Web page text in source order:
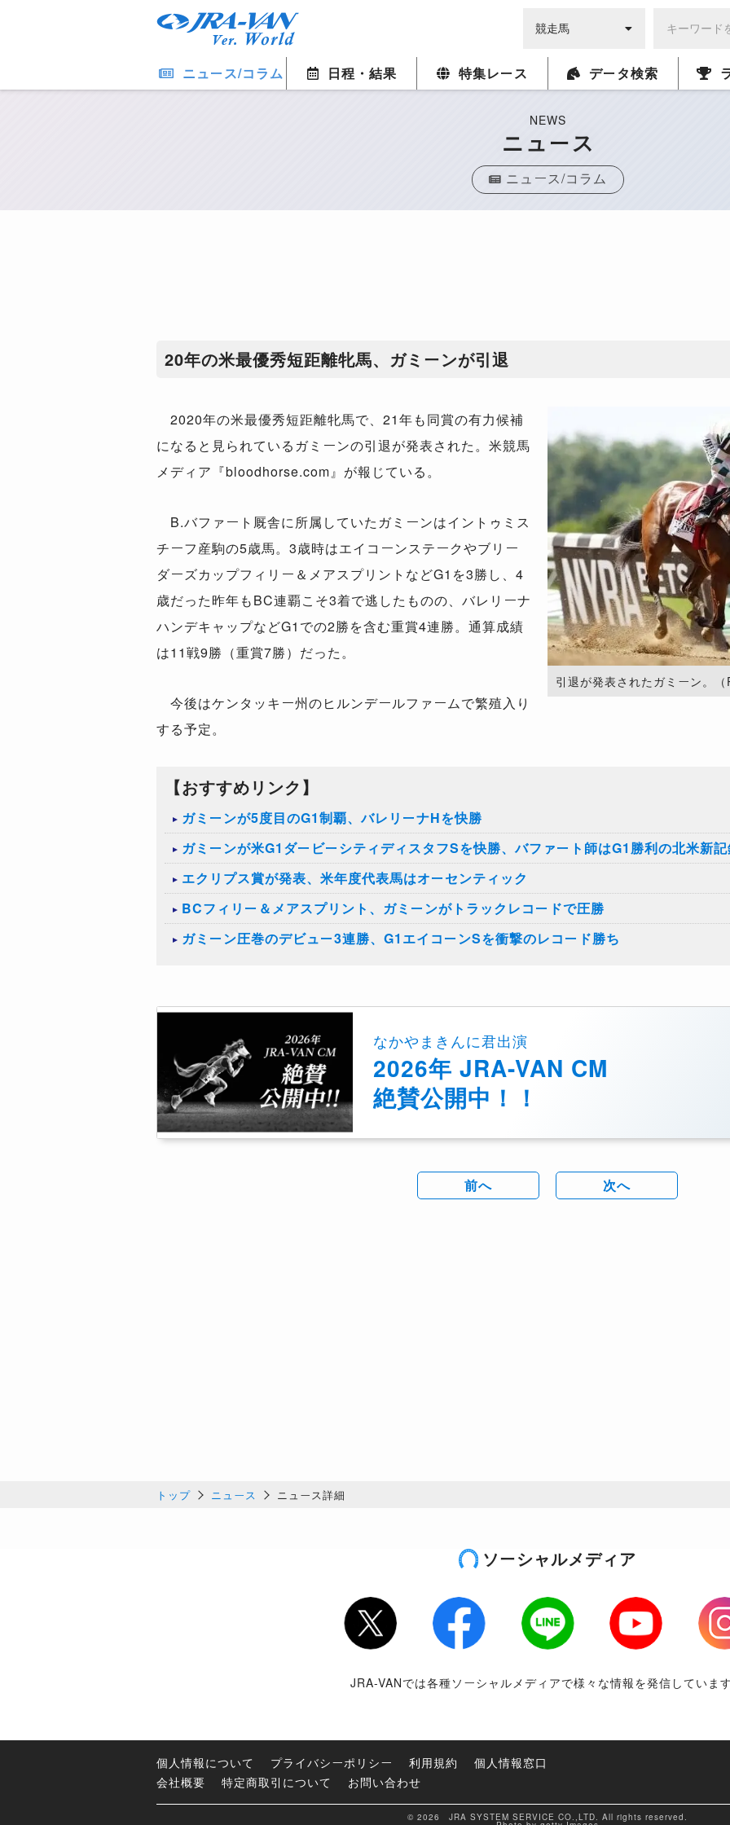
ニュース/コラム 日程・結果 特集レース データ検索
NEWS
ニュース
ニュース/コラム
20年の米最優秀短距離牝馬、ガミーンが引退
引退が発表されたガミーン。
2020年の米最優秀短距離牝馬で、21年も同賞の有力候補
になると見られているガミーンの引退が発表された。米競馬
メディア『bloodhorse.com』が報じている。
B.バファート厩舎に所属していたガミーンはイントゥミス
チーフ産駒の5歳馬。3歳時はエイコーンステークやブリー
ダーズカップフィリー＆メアスプリントなどG1を3勝し、4
歳だった昨年もBC連覇こそ3着で逃したものの、バレリーナ
ハンデキャップなどG1での2勝を含む重賞4連勝。通算成績
は11戦9勝（重賞7勝）だった。
今後はケンタッキー州のヒルンデールファームで繁殖入り
する予定。
【おすすめリンク】
ガミーンが5度目のG1制覇、バレリーナHを快勝
ガミーンが米G1ダービーシティディスタフSを快勝、バファート師はG1勝利の北米新
エクリプス賞が発表、米年度代表馬はオーセンティック
BCフィリー＆メアスプリント、ガミーンがトラックレコードで圧勝
ガミーン圧巻のデビュー3連勝、G1エイコーンSを衝撃のレコード勝ち
なかやまきんに君出演
2026年 JRA-VAN CM
絶賛公開中！！
前へ 次へ
トップ ニュース ニュース詳細
ソーシャルメディア
Twitter Facebook LINE Youtube
JRA-VANでは各種ソーシャルメディアで様々な情報を発信していま
個人情報について プライバシーポリシー 利用規約
個人情報窓口
会社概要
特定商取引について お問い合わせ
© 2026 JRA SYSTEM SERVICE CO.,LTD. All rights reserved.